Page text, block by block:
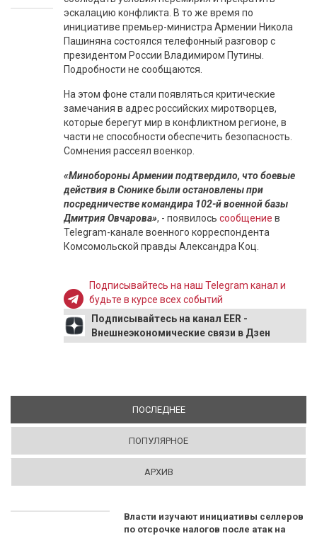
эскалацию конфликта. В то же время по
инициативе премьер-министра Армении Никола
Пашиняна состоялся телефонный разговор с
президентом России Владимиром Путины.
Подробности не сообщаются.
На этом фоне стали появляться критические
замечания в адрес российских миротворцев,
которые берегут мир в конфликтном регионе, в
части не способности обеспечить безопасность.
Сомнения рассеял военкор.
«Минобороны Армении подтвердило, что боевые
действия в Сюнике были остановлены при
посредничестве командира 102-й военной базы
Дмитрия Овчарова», - появилось сообщение в
Telegram-канале военного корреспондента
Комсомольской правды Александра Коц.
Подписывайтесь на наш Telegram канал и
будьте в курсе всех событий
Подписывайтесь на канал EER -
Внешнеэкономические связи в Дзен
ПОСЛЕДНЕЕ(АКТИВНАЯ ВКЛАДКА)
ПОПУЛЯРНОЕ
АРХИВ
Власти изучают инициативы селлеров
по отсрочке налогов после атак на